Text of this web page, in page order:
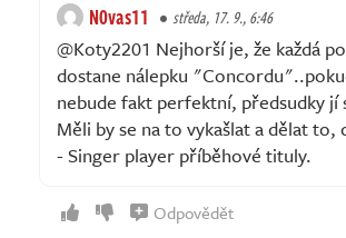
N0vas11 středa, 17. 9., 6:46
@Koty2201 Nejhorší je, že každá
dostane nálepku
nebude fakt perfektní, předsudky jí
Měli by se na to vykašlat a dělat to,
- Singer player příběhové tituly.
Odpovědět